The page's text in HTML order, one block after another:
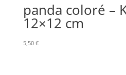
panda coloré –
12×12 cm
5,50 €